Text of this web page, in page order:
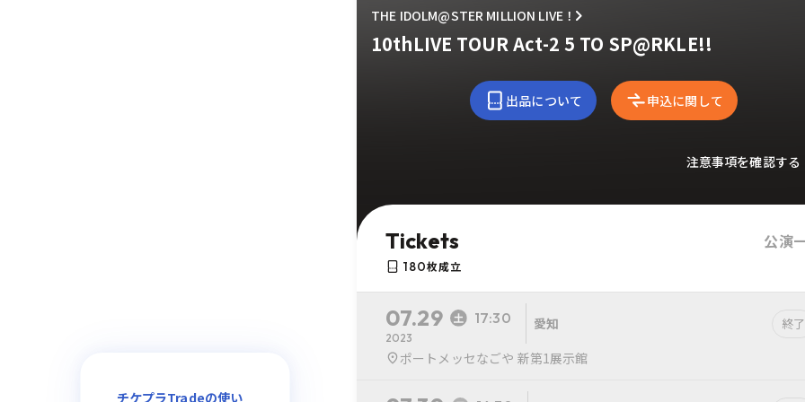
チケプラTradeの使い
THE IDOLM@STER MILLION LIVE！
10thLIVE TOUR Act-2 5 TO SP@RKLE!!
出品について 申込に関して
注意事項を確認する
Tickets 公演
180枚成立
07.29 17:30
2023
愛知 終了
ポートメッセなごや 新第1展示館